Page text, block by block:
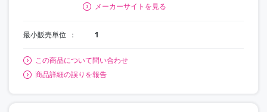
メーカーサイトを見る
最小販売単位 1
この商品について問い合わせ
商品詳細の誤りを報告